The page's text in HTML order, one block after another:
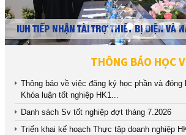
IUH TIẾP NHẬN TÀI TRỢ THIẾT BỊ ĐIỆN VÀ
THÔNG BÁO HỌC
Thông báo về việc đăng ký học phần và
Khóa luận tốt nghiệp HK1...
Danh sách Sv tốt nghiệp đợt tháng 7.2026
Triển khai kế hoạch Thực tập doanh nghiệp